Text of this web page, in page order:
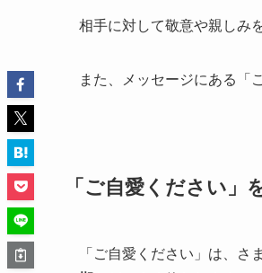
相手に対して敬意や親しみ
また、メッセージにある「
「ご自愛ください」
「ご自愛ください」は、さ